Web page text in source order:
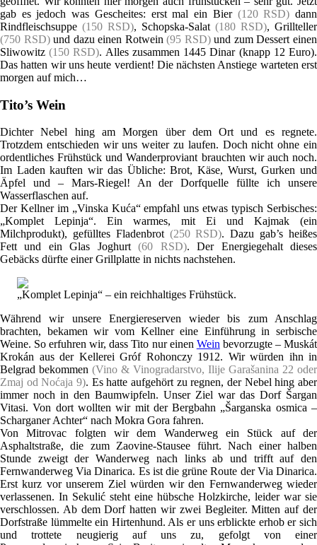
gab es jedoch was Gescheites: erst mal ein Bier (120 RSD) dann
Rindfleischsuppe (150 RSD), Schopska-Salat (180 RSD), Grillteller
(750 RSD)und dazu einen Rotwein(95 RSD)und zum Dessert einen
Sliwowitz(150 RSD). Alles zusammen 1445 Dinar (knapp 12 Euro).
Das hatten wir uns heute verdient! Die nächsten Anstiege warteten erst
morgen auf mich…
Tito’s Wein
Dichter Nebel hing am Morgen über dem Ort und es regnete.
Trotzdem entschieden wir uns weiter zu laufen. Doch nicht ohne ein
ordentliches Frühstück und Wanderproviant brauchten wir auch noch.
Im Laden kauften wir das Übliche: Brot, Käse, Wurst, Gurken und
Äpfel und – Mars-Riegel! An der Dorfquelle füllte ich unsere
Wasserflaschen auf.
Der Kellner im „Vinska Kuća“ empfahl uns etwas typisch Serbisches:
„Komplet Lepinja“. Ein warmes, mit Ei und Kajmak (ein
Milchprodukt), gefülltes Fladenbrot (250 RSD). Dazu gab’s heißes
Fett und ein Glas Joghurt(60 RSD). Der Energiegehalt dieses
Gebäcks dürfte einer Grillplatte in nichts nachstehen.
„Komplet Lepinja“ – ein reichhaltiges Frühstück.
Während wir unsere Energiereserven wieder bis zum Anschlag
brachten, bekamen wir vom Kellner eine Einführung in serbische
Weine. So erfuhren wir, dass Tito nur einen Weinbevorzugte – Muskát
Krokán aus der Kellerei Gróf Rohonczy 1912. Wir würden ihn in
Belgrad bekommen (Vino & Vinogradarstvo, Ilije Garašanina 22 oder
Zmaj od Noćaja 9). Es hatte aufgehört zu regnen, der Nebel hing aber
immer noch in den Baumwipfeln. Unser Ziel war das Dorf Šargan
Vitasi. Von dort wollten wir mit der Bergbahn „Šarganska osmica –
Scharganer Achter“ nach Mokra Gora fahren.
Von Mitrovac folgten wir dem Wanderweg ein Stück auf der
Asphaltstraße, die zum Zaovine-Stausee führt. Nach einer halben
Stunde zweigt der Wanderweg nach links ab und trifft auf den
Fernwanderweg Via Dinarica. Es ist die grüne Route der Via Dinarica.
Erst kurz vor unserem Ziel würden wir den Fernwanderweg wieder
verlassenen. In Sekulić steht eine hübsche Holzkirche, leider war sie
verschlossen. Ab dem Dorf hatten wir zwei Begleiter. Mitten auf der
Dorfstraße lümmelte ein Hirtenhund. Als er uns erblickte erhob er sich
und trottete neugierig auf uns zu, gefolgt von einer